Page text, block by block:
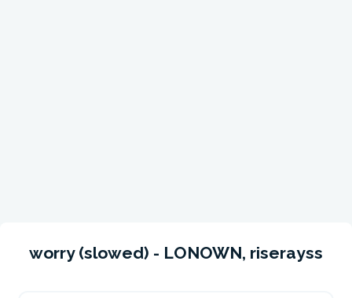
worry (slowed) - LONOWN, riserayss